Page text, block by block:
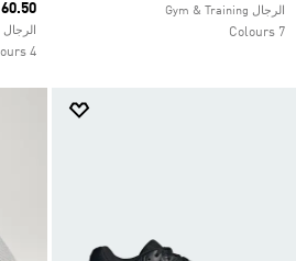
الرجال Gym & Training
7 Colours
60.50
الرجال Gym & Training
4 Colours